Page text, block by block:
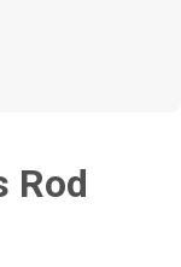
Rod